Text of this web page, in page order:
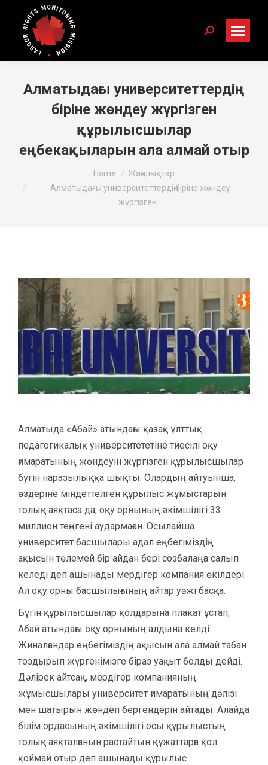
Search:
Алматыдағы университеттердің
біріне жөндеу жүргізген
құрылысшылар
еңбекақыларын ала алмай отыр
Home
Жаңалықтар
Алматыдағы университеттердің біріне жөндеу
жүргізген…
Алматыда «Абай» атындағы қазақ ұлттық
педагогикалық университететіне тиесілі оқу
ғимаратының жөндеуін жүргізген құрылысшылар
бүгін наразылыққа шықты. Олардың айтуынша,
өздеріне міндеттелген құрылыс жұмыстарын
толық аяқтаса да, оқу орнының әкімшілігі 33
миллион теңгені аудармаған. Осылайша
университет басшылары адал еңбегіміздің
ақысын төлемей бір айдан бері созбалаңға салып
келеді деп ашынады мердігер компания өкілдері.
Ал оқу орны басшылығының айтар уәжі басқа.
Бүгін құрылысшылар қолдарына плакат ұстап,
Абай атындағы оқу орнының алдына келді.
Жиналғандар еңбегіміздің ақысын ала алмай табан
тоздырып жүргенімізге біраз уақыт болды дейді.
Дәлірек айтсақ, мердігер компанияның
жұмысшылары университет ғимаратының дәлізі
мен шатырын жөндеп бергендерін айтады. Алайда
білім ордасының әкімшілігі осы құрылыстың
толық аяқталғанын растайтын құжаттарға қол
қоймай отыр деп ашынады құрылыс